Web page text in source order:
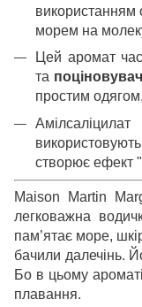
використанням
морем на
Цей аромат
та
простим
створює ефект
Maison Martin
легковажна
пам’ятає море,
бачили далечінь.
Бо в цьому
плавання.